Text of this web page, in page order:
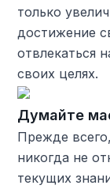
только
достижение
отвлекаться
своих целях.
Думайте
Прежде
никогда не
текущих